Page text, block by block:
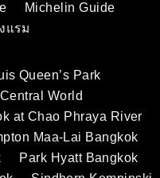
Michelin Guide
แรม
Queen’s Park
World
at Chao Phraya River
Maa-Lai Bangkok
Park Hyatt Bangkok